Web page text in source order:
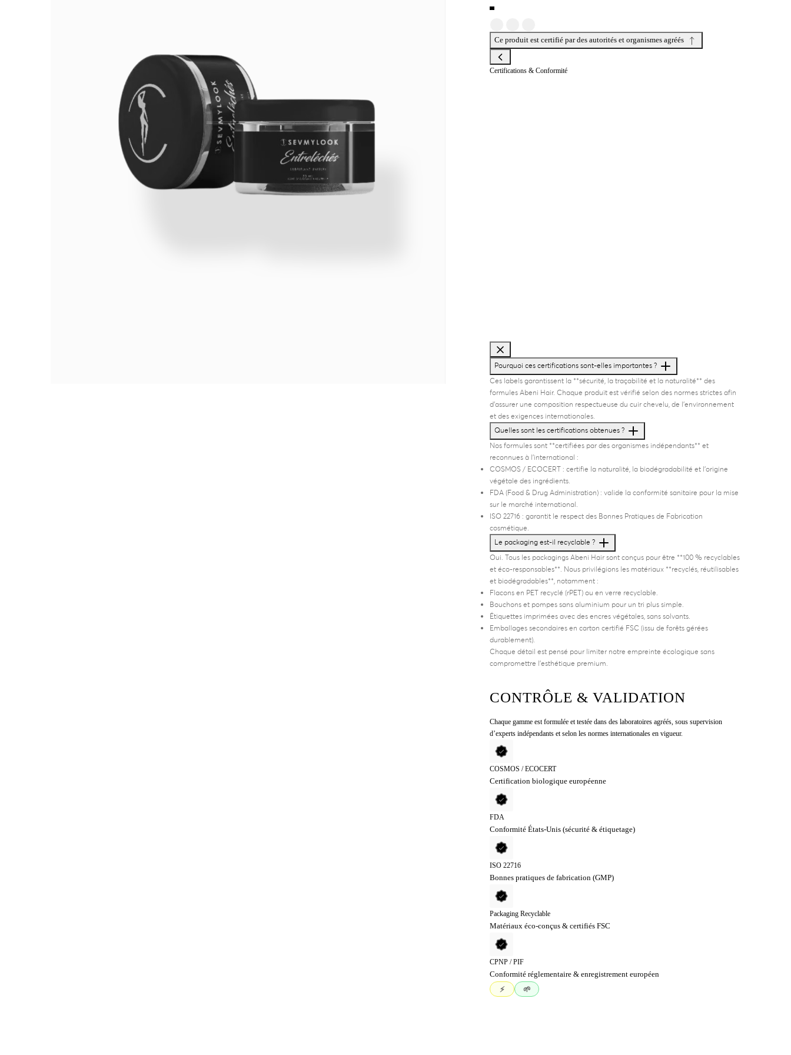
Ce produit est certifié par des autorités et organismes agréés
Certifications & Conformité
Pourquoi ces certifications sont-elles importantes ?
Ces labels garantissent la **sécurité, la traçabilité et la naturalité** des
formules Abeni Hair. Chaque produit est vérifié selon des normes strictes afin
d’assurer une composition respectueuse du cuir chevelu, de l’environnement
et des exigences internationales.
Quelles sont les certifications obtenues ?
Nos formules sont **certifiées par des organismes indépendants** et
reconnues à l’international :
COSMOS / ECOCERT : certifie la naturalité, la biodégradabilité et l’origine
végétale des ingrédients.
FDA (Food & Drug Administration) : valide la conformité sanitaire pour la mise
sur le marché international.
ISO 22716 : garantit le respect des Bonnes Pratiques de Fabrication
cosmétique.
Le packaging est-il recyclable ?
Oui. Tous les packagings Abeni Hair sont conçus pour être **100 % recyclables
et éco-responsables**. Nous privilégions les matériaux **recyclés, réutilisables
et biodégradables**, notamment :
Flacons en PET recyclé (rPET) ou en verre recyclable.
Bouchons et pompes sans aluminium pour un tri plus simple.
Étiquettes imprimées avec des encres végétales, sans solvants.
Emballages secondaires en carton certifié FSC (issu de forêts gérées
durablement).
Chaque détail est pensé pour limiter notre empreinte écologique sans
compromettre l’esthétique premium.
CONTRÔLE & VALIDATION
Chaque gamme est formulée et testée dans des laboratoires agréés, sous supervision
d’experts indépendants et selon les normes internationales en vigueur.
COSMOS / ECOCERT
Certification biologique européenne
FDA
Conformité États-Unis (sécurité & étiquetage)
ISO 22716
Bonnes pratiques de fabrication (GMP)
Packaging Recyclable
Matériaux éco-conçus & certifiés FSC
CPNP / PIF
Conformité réglementaire & enregistrement européen
⚡️ 🌱